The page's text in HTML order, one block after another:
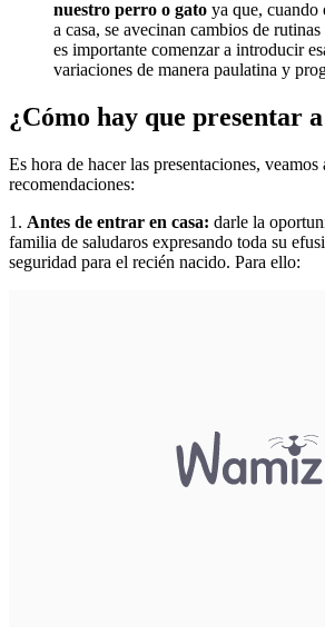
nuestro perro o gato ya que, cuando
a casa, se avecinan cambios de
es importante comenzar a introducir
variaciones de manera paulatina y
¿Cómo hay que presentar
Es hora de hacer las presentaciones, veamos
recomendaciones:
1. Antes de entrar en casa: darle la
familia de saludaros expresando toda su
seguridad para el recién nacido. Para ello: